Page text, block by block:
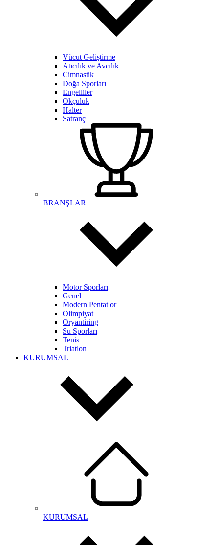
Vücut Geliştirme
Atıcılık ve Avcılık
Cimnastik
Doğa Sporları
Engelliler
Okçuluk
Halter
Satranç
BRANŞLAR
Motor Sporları
Genel
Modern Pentatlor
Olimpiyat
Oryantiring
Su Sporları
Tenis
Triatlon
KURUMSAL
KURUMSAL